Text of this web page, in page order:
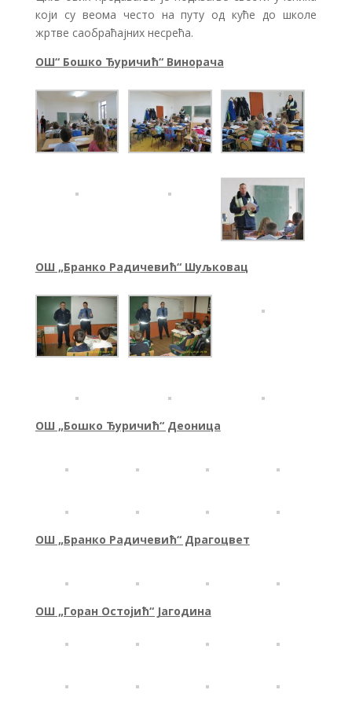
који су веома често на путу од куће до школе
жртве саобраћајних несрећа.
ОШ“ Бошко Ђуричић“ Винорача
OШ „Бранко Радичевић“ Шуљковац
ОШ „Бошко Ђуричић“ Деоница
ОШ „Бранко Радичевић“ Драгоцвет
ОШ „Горан Остојић“ Јагодина